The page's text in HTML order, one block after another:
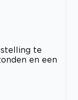
te
en een